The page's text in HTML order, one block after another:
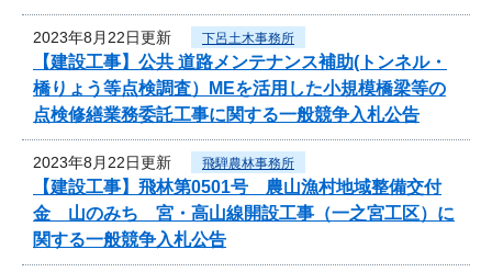
2023年8月22日更新 下呂土木事務所
【建設工事】公共 道路メンテナンス補助(トンネル・
橋りょう等点検調査）MEを活用した小規模橋梁等の
点検修繕業務委託工事に関する一般競争入札公告
2023年8月22日更新 飛騨農林事務所
【建設工事】飛林第0501号 農山漁村地域整備交付
金 山のみち 宮・高山線開設工事（一之宮工区）に
関する一般競争入札公告